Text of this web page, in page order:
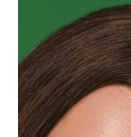
gruczołu krokowego).
objawy choroby oraz
przeciwdziałanie rakowi